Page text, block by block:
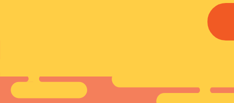
仙台
宮城県仙台市青葉区本町１
新潟
新潟県新潟市中央区天神1丁
石川県金沢市此花町５−６
岐阜
岐阜県岐阜市長住町２丁目３
静岡県静岡市葵区伝馬町１
大阪
大阪府大阪市北区梅田3丁目
京都府京都市下京区大黒町
岡山
岡山県岡山市北区中山下1丁
福岡
福岡県福岡市博多区博多駅